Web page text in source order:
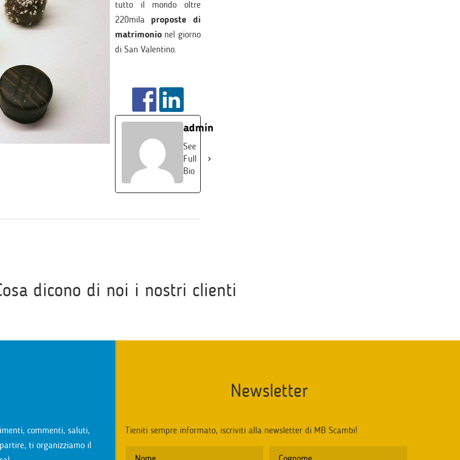
tutto il mondo oltre
220milaproposte di
matrimonio nel giorno
di San Valentino.
admin
See
Full
Bio
dicono di noi i nostri clienti
commenti, saluti,
ti organizziamo il
Newsletter
Tieniti sempre informato, iscriviti alla newsletter di MB Scambi!